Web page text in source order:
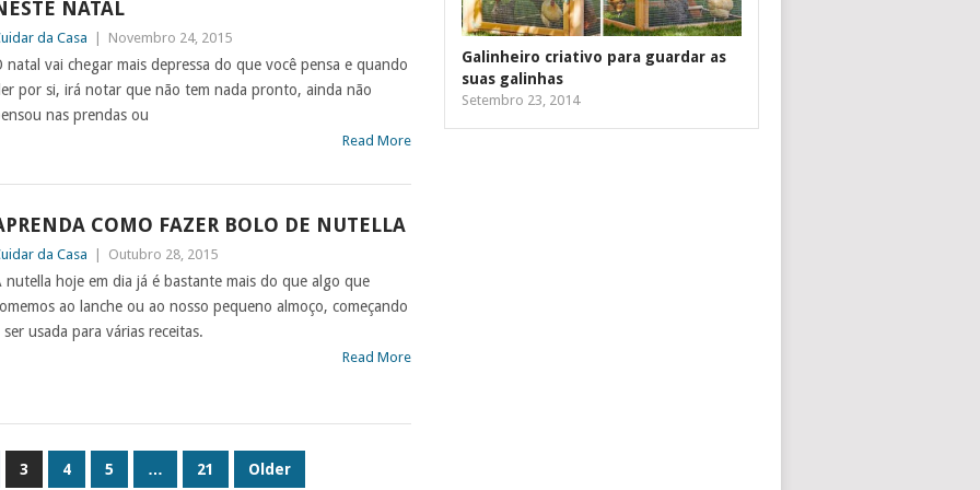
NATAL
da Casa Novembro 24, 2015
natal vai chegar mais depressa do que você pensa e quando
por si, irá notar que não tem nada pronto, ainda não
nas prendas ou
Read More
COMO FAZER BOLO DE NUTELLA
da Casa Outubro 28, 2015
nutella hoje em dia já é bastante mais do que algo que
ao lanche ou ao nosso pequeno almoço, começando
ser usada para várias receitas.
Read More
3 4 5 … 21 Older
Galinheiro criativo para guardar as
suas galinhas
Setembro 23, 2014